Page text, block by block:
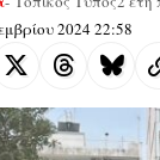
2024 22:58